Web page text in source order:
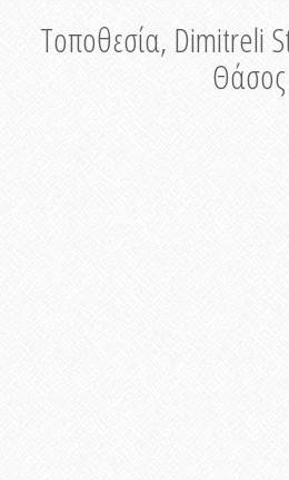
Τοποθεσία, Dimitreli
Θάσος